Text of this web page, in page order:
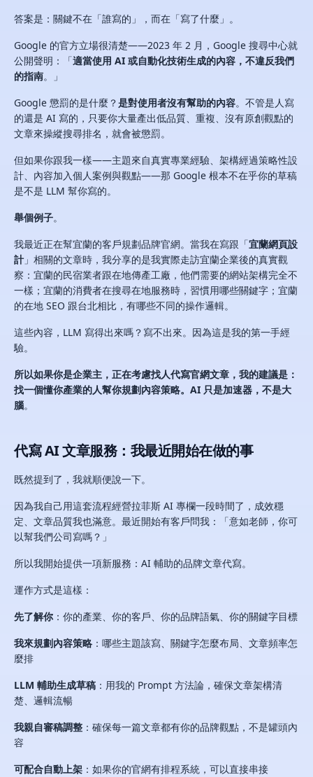
答案是：關鍵不在「誰寫的」，而在「寫了什麼」。
Google 的官方立場很清楚——2023 年 2 月，Google 搜尋中心就
公開聲明：「適當使用 AI 或自動化技術生成的內容，不違反我們
的指南。」
Google 懲罰的是什麼？是對使用者沒有幫助的內容。不管是人寫
的還是 AI 寫的，只要你大量產出低品質、重複、沒有原創觀點的
文章來操縱搜尋排名，就會被懲罰。
但如果你跟我一樣——主題來自真實專業經驗、架構經過策略性設
計、內容加入個人案例與觀點——那 Google 根本不在乎你的草稿
是不是 LLM 幫你寫的。
舉個例子。
我最近正在幫宜蘭的客戶規劃品牌官網。當我在寫跟「宜蘭網頁設
計 」相關的文章時，我分享的是我實際走訪宜蘭企業後的真實觀
察：宜蘭的民宿業者跟在地傳產工廠，他們需要的網站架構完全不
一樣；宜蘭的消費者在搜尋在地服務時，習慣用哪些關鍵字；宜蘭
的在地 SEO 跟台北相比，有哪些不同的操作邏輯。
這些內容，LLM 寫得出來嗎？寫不出來。因為這是我的第一手經
驗。
所以如果你是企業主，正在考慮找人代寫官網文章，我的建議是：
找一個懂你產業的人幫你規劃內容策略。AI 只是加速器，不是大
腦。
代寫 AI 文章服務：我最近開始在做的事
既然提到了，我就順便說一下。
因為我自己用這套流程經營拉菲斯 AI 專欄一段時間了，成效穩
定、文章品質我也滿意。最近開始有客戶問我：「意如老師，你可
以幫我們公司寫嗎？」
所以我開始提供一項新服務：AI 輔助的品牌文章代寫。
運作方式是這樣：
先了解你 ：你的產業、你的客戶、你的品牌語氣、你的關鍵字目標
我來規劃內容策略 ：哪些主題該寫、關鍵字怎麼布局、文章頻率怎
麼排
LLM 輔助生成草稿 ：用我的 Prompt 方法論，確保文章架構清
楚、邏輯流暢
我親自審稿調整 ：確保每一篇文章都有你的品牌觀點，不是罐頭內
容
可配合自動上架 ：如果你的官網有排程系統，可以直接串接